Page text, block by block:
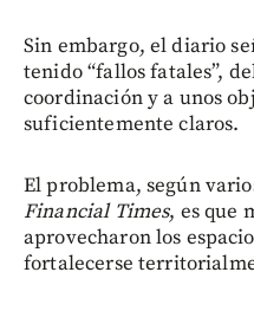
Sin embargo, el diario
tenido “fallos fatales”,
coordinación y a unos
suficientemente claros.
El problema, según
Financial Times, es que
aprovecharon los
fortalecerse